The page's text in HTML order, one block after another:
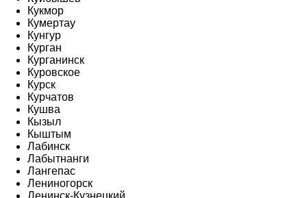
Кукмор
Кумертау
Кунгур
Курган
Курганинск
Куровское
Курск
Курчатов
Кушва
Кызыл
Кыштым
Лабинск
Лабытнанги
Лангепас
Лениногорск
Ленинск-Кузнецкий